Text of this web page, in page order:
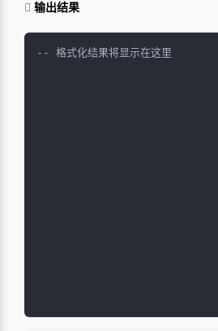
输出结果
-- 格式化结果将显示在这里